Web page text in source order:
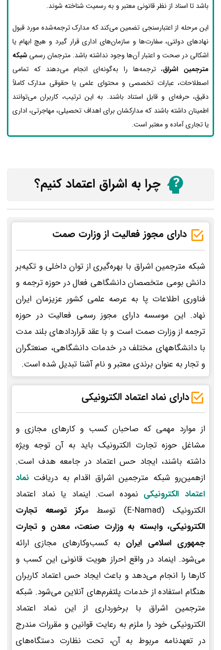
باشد تا اسناد از نظر قانونی معتبر و به رسمیت شناخته شوند.
این مرحله از اعتبارسنجی تضمین می‌کند که مدارک ترجمه‌شده مورد قبول
نهادهای دولتی، سفارت‌ها و سازمان‌های اداری قرار گیرد و هیچ ابهام یا
اشکالی در صحت و اعتبار آن‌ها وجود نداشته باشد. مترجمان رسمی شبکه
مترجمین اشراق، ترجمه‌ها را به‌گونه‌ای انجام می‌دهند که تمامی
اصطلاحات، عبارات تخصصی و محتوای علمی یا حقوقی مدارک کاملاً
دقیق، حرفه‌ای و قابل استناد باشند. به این ترتیب، کاربران می‌توانند
اطمینان داشته باشند که مدارکشان برای اهداف تحصیلی، مهاجرتی، اداری
یا تجاری آماده و معتبر است.
چرا به اشراق اعتماد کنیم؟
دارای مجوز فعالیت از وزارت صمت
شبکه مترجمین اشراق با بهره‌گیری از توان داخلی و تکیه‌بر
دانش بومی متخصصان دانشگاهی فعال در حوزه ترجمه و
فناوری اطلاعات پا به عرصه علمی کشور عزیزمان ایران
نهاد. این موسسه دارای مجوز رسمی فعالیت در حوزه
ترجمه از وزارت صمت است و با عقد قراردادهای بلند مدت
با دانشگاههای مختلف در خدمات دانشگاهی، صنعتگران
و تجار به عنوان برندی معتبر و نام آشنا تبدیل شده است.
دارای نماد اعتماد الکترونیکی
از موارد مهمی که صاحبان کسب و کارهای مجازی و
مشاغل حوزه تجارت الکترونیک باید به آن توجه ویژه
داشته باشند، ایجاد حس اعتماد در جامعه هدف است.
ازهمین‌رو شبکه مترجمین اشراق اقدام به دریافت نماد
اعتماد الکترونیکی نموده است. اینماد یا نماد اعتماد
الکترونیک (E-Namad) توسط م
رکز توسعه تجارت
الکترونیکی، وابسته به وزارت صنعت، معدن و تجارت
جمهوری اسلامی ایران به کسب‌وکارهای مجازی ارائه
می‌شود. اینماد در واقع احراز هویت قانونی این کسب و
کارها را انجام می‌دهد و باعث ایجاد حس اعتماد کاربران
هنگام استفاده از خدمات پلتفرم‌های آنلاین می‌شود. شبکه
مترجمین اشراق با برخورداری از این نماد اعتماد
الکترونیکی خود را ملزم به رعایت قوانین و مقررات مندرج
در تعهدنامه مربوط به آن، تحت نظارت دستگاه‌های